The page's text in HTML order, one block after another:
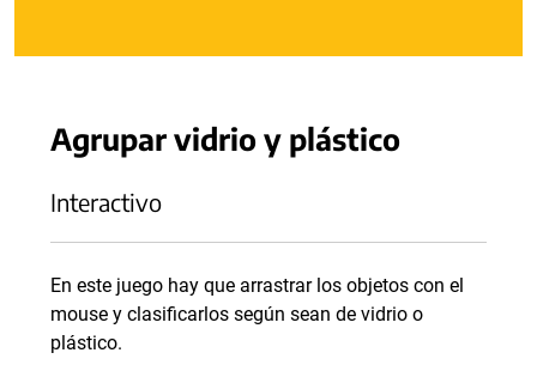
Agrupar vidrio y plástico
Interactivo
En este juego hay que arrastrar los objetos con el
mouse y clasificarlos según sean de vidrio o
plástico.